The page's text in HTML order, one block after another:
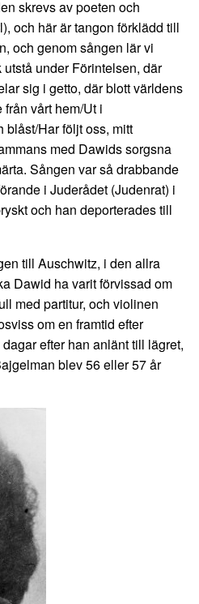
skrevs av poeten och
och här är tangon förklädd till
och genom sången lär vi
under Förintelsen, där
sig i getto, där blott världens
vårt hem/Ut i
blåst/Har följt oss, mitt
med Dawids sorgsna
Sången var så drabbande
i Juderådet (Judenrat) i
och han deporterades till
till Auschwitz, i den allra
Dawid ha varit förvissad om
med partitur, och violinen
om en framtid efter
efter han anlänt till lägret,
blev 56 eller 57 år